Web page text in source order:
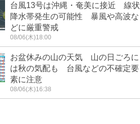
台風13号は沖縄・奄美に接近 線状
降水帯発生の可能性 暴風や高波な
どに厳重警戒
08/06(木)18:00
お盆休みの山の天気 山の日ごろに
は秋の気配も 台風などの不確定要
素に注意
08/06(木)16:38